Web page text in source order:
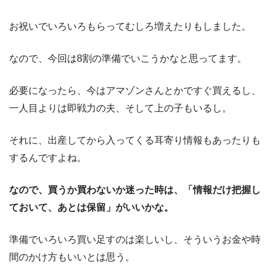
お祝いでいろいろもらってむしろ増えたりもしました。
なので、今回は8割の準備でいこうかなと思ってます。
必要になったら、今はアマゾンさんとかですぐ買えるし、
一人目よりは即戦力の夫、そして上の子もいるし。
それに、出産してから入ってくる耳寄り情報もあったりも
するんですよね。
なので、買うか買わないか迷った時は、「情報だけ把握し
ておいて、あとは保留」がいいかな。
準備でいろいろ買い足すのは楽しいし、そういうお金や時
間のかけ方もいいとは思う。